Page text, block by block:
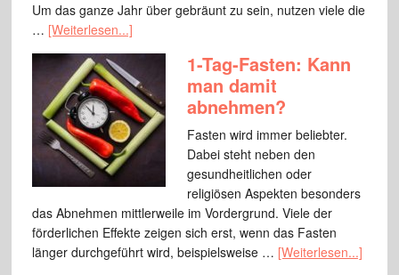
Um das ganze Jahr über gebräunt zu sein, nutzen viele die
… [Weiterlesen...]
1-Tag-Fasten: Kann
man damit
abnehmen?
Fasten wird immer beliebter.
Dabei steht neben den
gesundheitlichen oder
religiösen Aspekten besonders
das Abnehmen mittlerweile im Vordergrund. Viele der
förderlichen Effekte zeigen sich erst, wenn das Fasten
länger durchgeführt wird, beispielsweise … [Weiterlesen...]